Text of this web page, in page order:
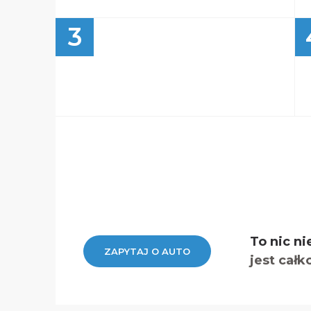
3
ZAPYTAJ O AUTO
To nic
jest